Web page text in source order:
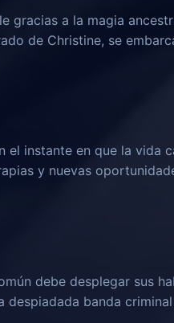
gracias a la magia
de Christine, se
el instante en que la vida
y nuevas
debe desplegar sus
despiadada banda